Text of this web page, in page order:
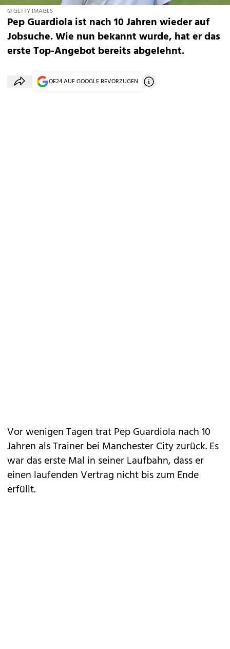
© GETTY IMAGES
Pep Guardiola ist nach 10 Jahren wieder auf
Jobsuche. Wie nun bekannt wurde, hat er das
erste Top-Angebot bereits abgelehnt.
OE24 AUF GOOGLE BEVORZUGEN
Vor wenigen Tagen trat Pep Guardiola nach 10
Jahren als Trainer bei Manchester City zurück. Es
war das erste Mal in seiner Laufbahn, dass er
einen laufenden Vertrag nicht bis zum Ende
erfüllt.